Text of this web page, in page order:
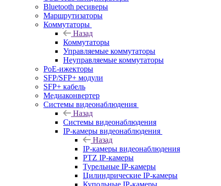
Bluetooth ресиверы
Маршрутизаторы
Коммутаторы
Назад
Коммутаторы
Управляемые коммутаторы
Неуправляемые коммутаторы
PoE-ижекторы
SFP/SFP+ модули
SFP+ кабель
Медиаконвертер
Системы видеонаблюдения
Назад
Системы видеонаблюдения
IP-камеры видеонаблюдения
Назад
IP-камеры видеонаблюдения
PTZ IP-камеры
Турельные IP-камеры
Цилиндрические IP-камеры
Купольные IP-камеры